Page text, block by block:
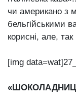
чи американо з
бельгійськими
корисні, але,
[img